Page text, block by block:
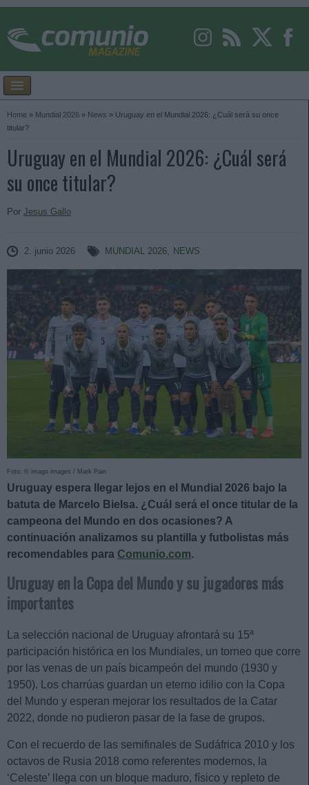
Home » Mundial 2026 » News » Uruguay en el Mundial 2026: ¿Cuál será su once
titular?
Uruguay en el Mundial 2026: ¿Cuál será
su once titular?
Por Jesus Gallo
2. junio 2026 MUNDIAL 2026, NEWS
Foto: © imago images / Mark Pain
Uruguay espera llegar lejos en el Mundial 2026 bajo la
batuta de Marcelo Bielsa. ¿Cuál será el once titular de la
campeona del Mundo en dos ocasiones? A
continuación analizamos su plantilla y futbolistas más
recomendables para Comunio.com.
Uruguay en la Copa del Mundo y su jugadores más
importantes
La selección nacional de Uruguay afrontará su 15ª
participación histórica en los Mundiales, un torneo que corre
por las venas de un país bicampeón del mundo (1930 y
1950). Los charrúas guardan un eterno idilio con la Copa
del Mundo y esperan mejorar los resultados de la Catar
2022, donde no pudieron pasar de la fase de grupos.
Con el recuerdo de las semifinales de Sudáfrica 2010 y los
octavos de Rusia 2018 como referentes modernos, la
‘Celeste’ llega con un bloque maduro, físico y repleto de